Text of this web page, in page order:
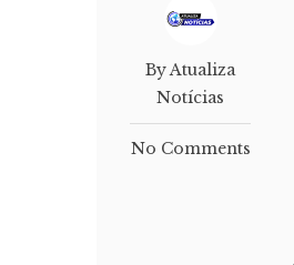
By Atualiza
Notícias
No Comments